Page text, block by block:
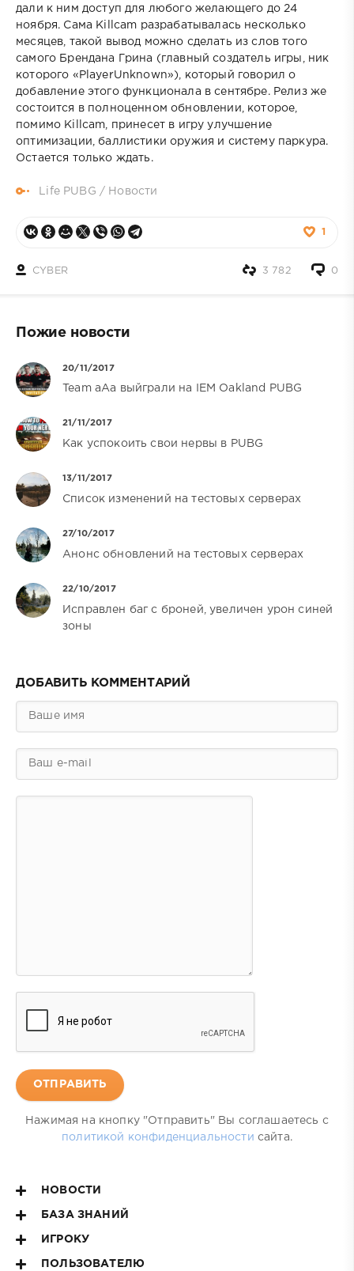
дали к ним доступ для любого желающего до 24
ноября. Сама Killcam разрабатывалась несколько
месяцев, такой вывод можно сделать из слов того
самого Брендана Грина (главный создатель игры, ник
которого «PlayerUnknown»), который говорил о
добавление этого функционала в сентябре. Релиз же
состоится в полноценном обновлении, которое,
помимо Killcam, принесет в игру улучшение
оптимизации, баллистики оружия и систему паркура.
Остается только ждать.
Life PUBG / Новости
1
CYBER 0
3 782
Пожие новости
20/11/2017
Team aAa выйграли на IEM Oakland PUBG
21/11/2017
Как успокоить свои нервы в PUBG
13/11/2017
Список изменений на тестовых серверах
27/10/2017
Анонс обновлений на тестовых серверах
22/10/2017
Исправлен баг с броней, увеличен урон синей
зоны
ДОБАВИТЬ КОММЕНТАРИЙ
ОТПРАВИТЬ
Нажимая на кнопку "Отправить" Вы соглашаетесь с
политикой конфиденциальности сайта.
НОВОСТИ
БАЗА ЗНАНИЙ
ИГРОКУ
ПОЛЬЗОВАТЕЛЮ